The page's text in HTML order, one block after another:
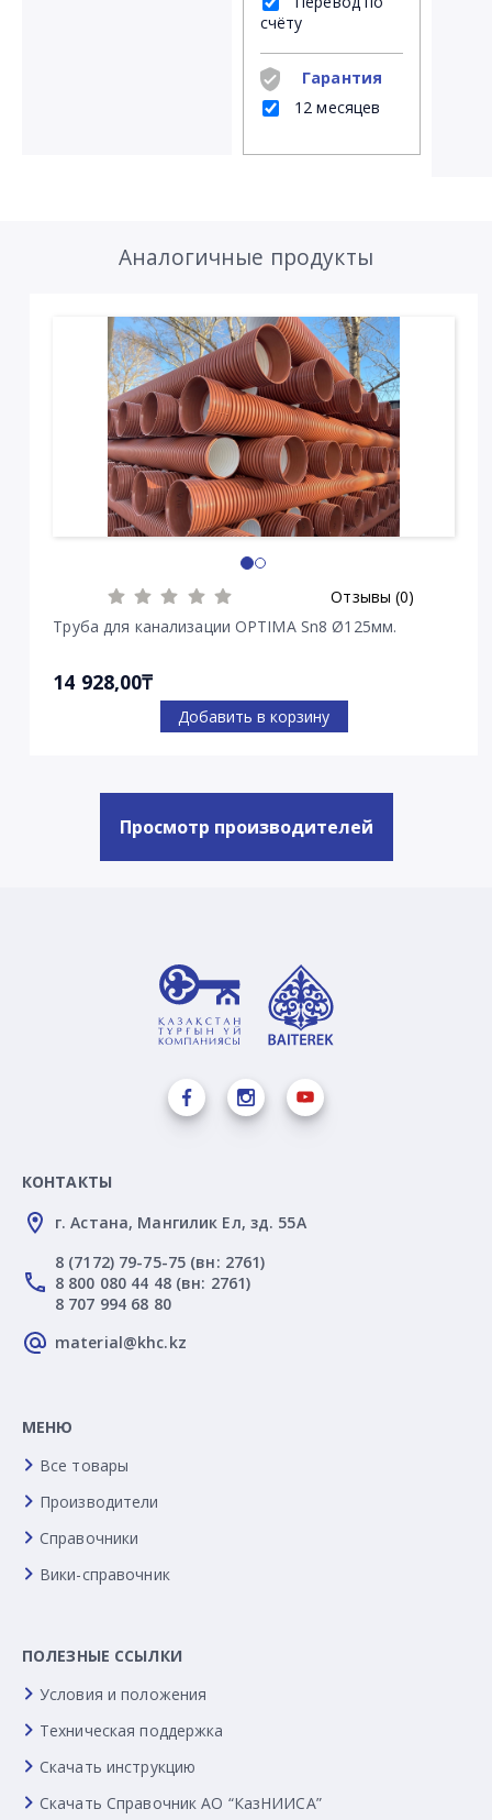
счёту
Гарантия
12 месяцев
Аналогичные продукты
Отзывы (0)
Труба для канализации OPTIMA Sn8 Ø125мм.
14 928,00₸
Добавить в корзину
Просмотр производителей
КОНТАКТЫ
г. Астана, Мангилик Ел, зд. 55А
8 (7172) 79-75-75 (вн: 2761)
8 800 080 44 48 (вн: 2761)
8 707 994 68 80
material@khc.kz
МЕНЮ
Все товары
Производители
Справочники
Вики-справочник
ПОЛЕЗНЫЕ ССЫЛКИ
Условия и положения
Техническая поддержка
Скачать инструкцию
Скачать Справочник АО “КазНИИСА”